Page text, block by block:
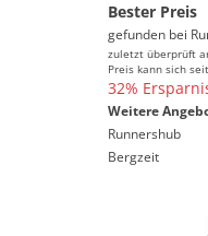
Bester Preis
gefunden bei
zuletzt überprüft
Preis kann sich
32%
Weitere
Runnershub
Bergzeit